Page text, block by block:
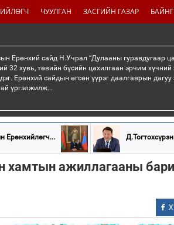
ЧУУЛГАН ЗАСГИЙН ГАЗАР
Ерөнхий сайд Н.Учрал “Дулааны гуравдугаар
32 хувь, төвийн бүсийн цахилгаан эрчим
Ерөнхий сайдын өгсөн үүрэг даалгаврын
үргэлжилж...
Ерөнхийлөгч...
хамтын ажиллагааны